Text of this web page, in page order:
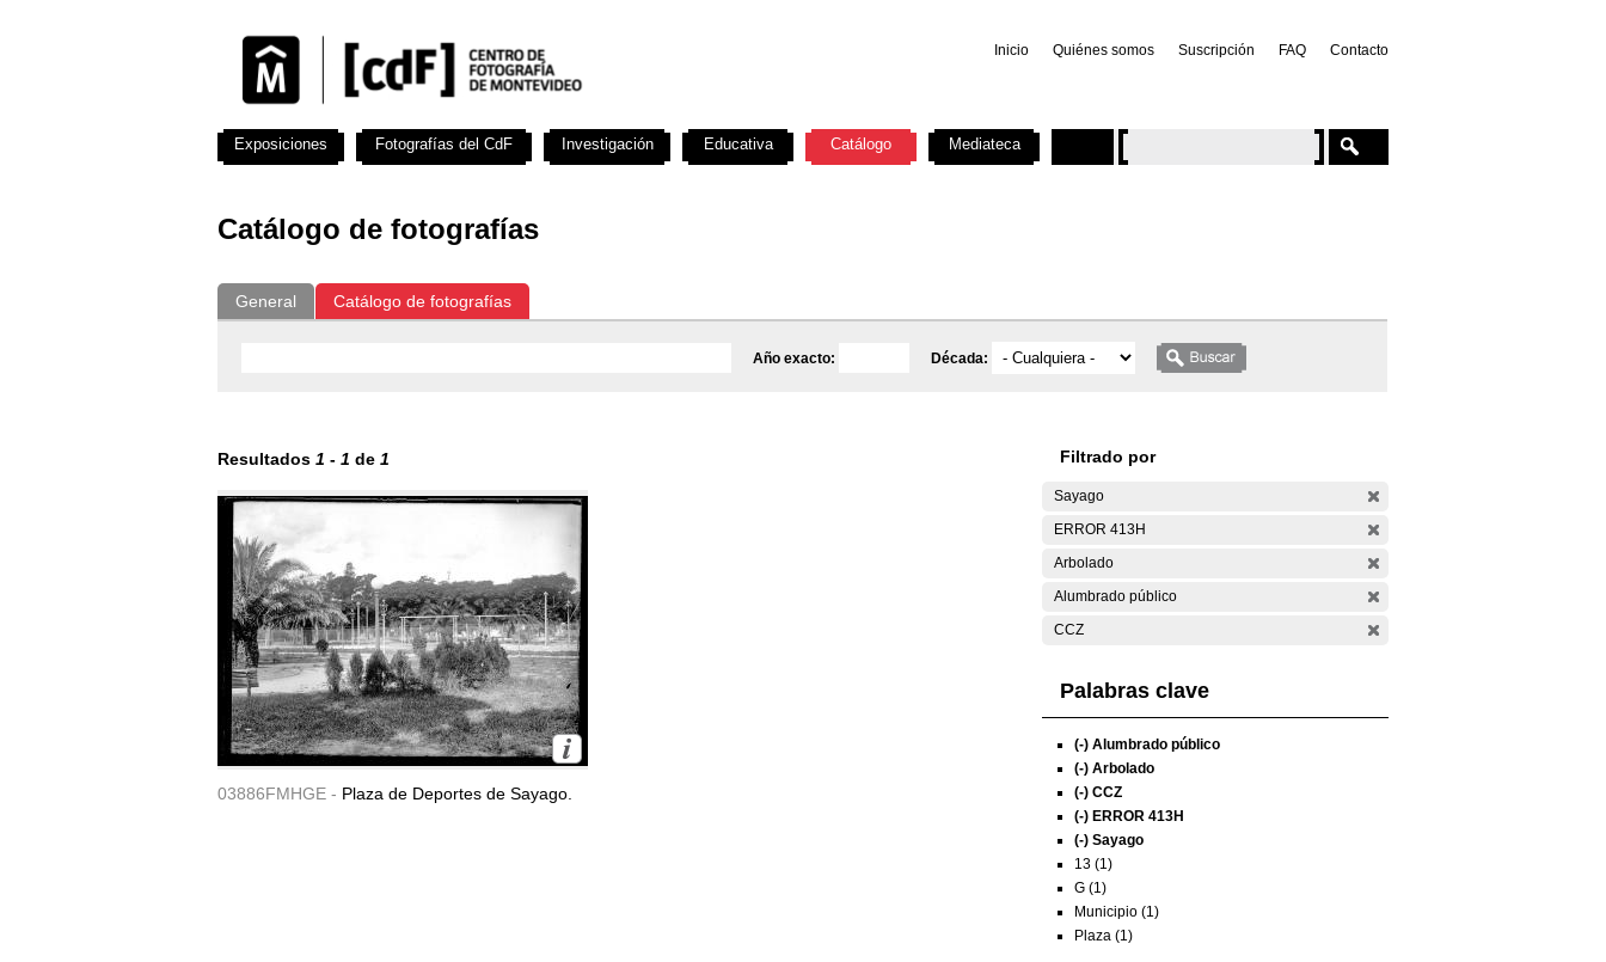
Inicio Quiénes somos Suscripción FAQ Contacto
Catálogo de fotografías
General Catálogo de fotografías
Año exacto: Década:
Resultados 1 - 1 de 1
03886FMHGE - Plaza de Deportes de Sayago.
Filtrado por
Sayago
ERROR 413H
Arbolado
Alumbrado público
CCZ
Palabras clave
(-) Alumbrado público
(-) Arbolado
(-) CCZ
(-) ERROR 413H
(-) Sayago
13 (1)
G (1)
Municipio (1)
Plaza (1)
Exposiciones Fotografías del CdF Investigación Educativa Catálogo Mediateca